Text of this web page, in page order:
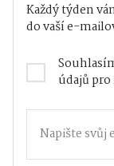
Každý týden
do vaší e-
údajů